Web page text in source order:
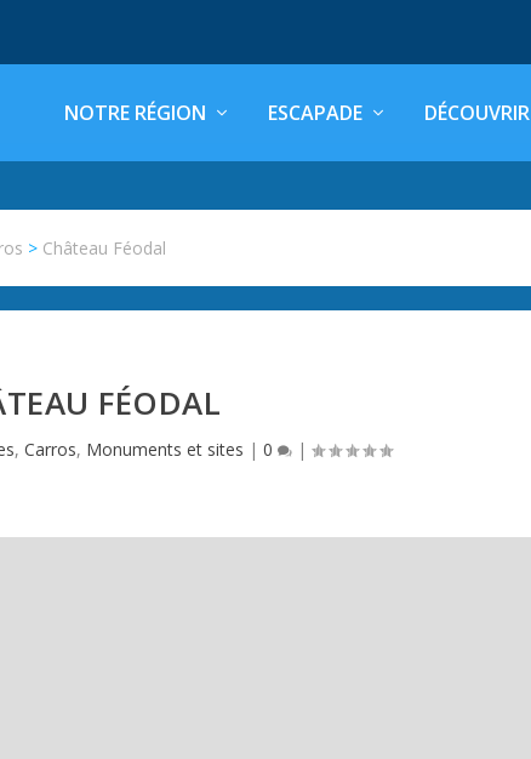
NOTRE RÉGION ESCAPADE DÉCOUVRIR
> Château Féodal
FÉODAL
,Carros, Monuments et sites |0 |